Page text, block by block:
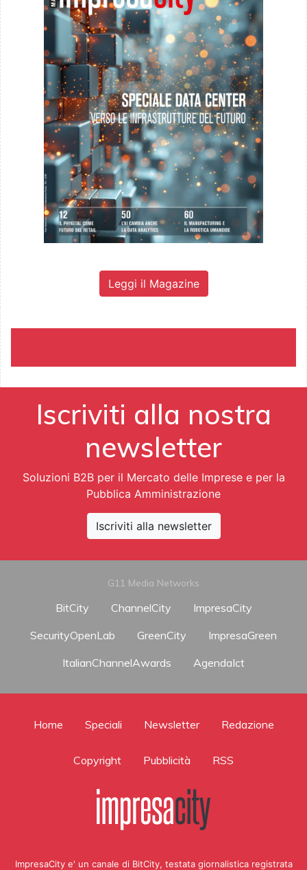
Leggi il Magazine
Iscriviti alla nostra
newsletter
Soluzioni B2B per il Mercato delle Imprese e per la
Pubblica Amministrazione
Iscriviti alla newsletter
G11 Media Networks
BitCity ChannelCity
ImpresaCity
SecurityOpenLab
GreenCity
ImpresaGreen
ItalianChannelAwards
AgendaIct
Home Speciali Newsletter Redazione
Copyright Pubblicità RSS
ImpresaCity e' un canale di BitCity, testata giornalistica registrata